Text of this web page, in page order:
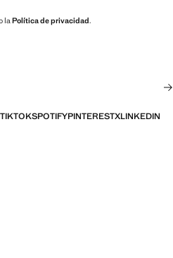
la Política de privacidad.
TIKTOKSPOTIFYPINTERESTXLINKEDIN